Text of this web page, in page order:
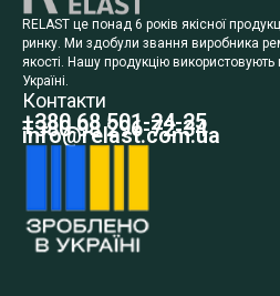
RELAST це понад 6 років якісної
ринку. Ми здобули звання виробника
якості. Нашу продукцію
Україні.
Контакти
+380 68 501-24-25
+380 98 296-72-34
info@relast.com.ua